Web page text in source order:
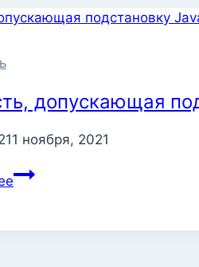
допускающая
1 ноября, 2021
Уязвимость,
допускающая
JavaScript-